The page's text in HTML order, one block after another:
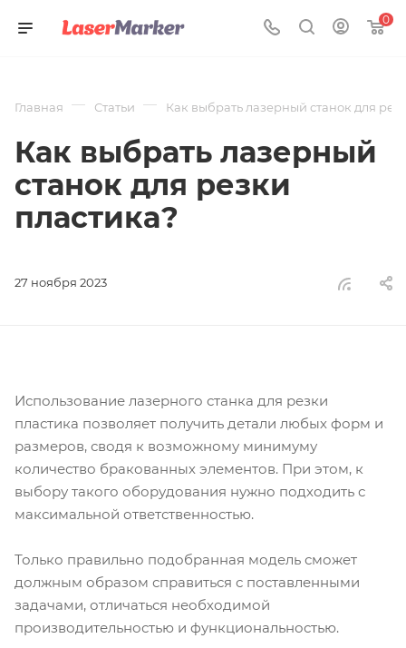
0
Как выбрать лазерный
станок для резки
пластика?
Главная — Статьи — Как выбрать лазерный станок для
27 ноября 2023
Использование лазерного станка для резки
пластика позволяет получить детали любых форм и
размеров, сводя к возможному минимуму
количество бракованных элементов. При этом, к
выбору такого оборудования нужно подходить с
максимальной ответственностью.
Только правильно подобранная модель сможет
должным образом справиться с поставленными
задачами, отличаться необходимой
производительностью и функциональностью.